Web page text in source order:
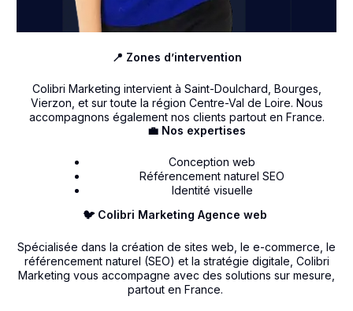
🐦 Colibri Marketing Agence web
Spécialisée dans la création de sites web, le e-commerce, le
référencement naturel (SEO) et la stratégie digitale, Colibri
Marketing vous accompagne avec des solutions sur mesure,
partout en France.
💼 Nos expertises
Conception web
Référencement naturel SEO
Identité visuelle
📍 Zones d’intervention
Colibri Marketing intervient à Saint-Doulchard, Bourges,
Vierzon, et sur toute la région Centre-Val de Loire. Nous
accompagnons également nos clients partout en France.